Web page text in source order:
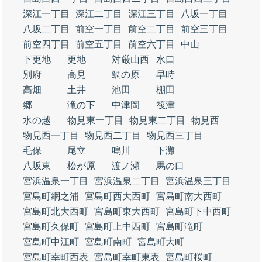
深江一丁目
深江二丁目 深江三丁目
八坂一丁目
八坂二丁目
前空一丁目 前空二丁目
前空三丁目
前空四丁目
前空五丁目 前空六丁目
中山
下更地
更地 対厳山西
水口
別府
高見 鯛の原
早時
高畑
土井 池田
棚田
郷
滝の下 中津岡
筏津
水の越
物見東一丁目 物見東二丁目
物見西
物見西一丁目
物見西二丁目
物見西三丁目
毛保
尾立 鳴川
下灘
八坂東
松が原 渡ノ瀬
馬の口
宮浜温泉一丁目
宮浜温泉二丁目
宮浜温泉三丁目
宮島町網之浦
宮島町西大西町 宮島町南大西町
宮島町北大西町 宮島町東大西町 宮島町下中西町
宮島町久保町 宮島町上中西町 宮島町滝町
宮島町中江町 宮島町南町 宮島町大町
宮島町幸町西表
宮島町幸町東表 宮島町桜町